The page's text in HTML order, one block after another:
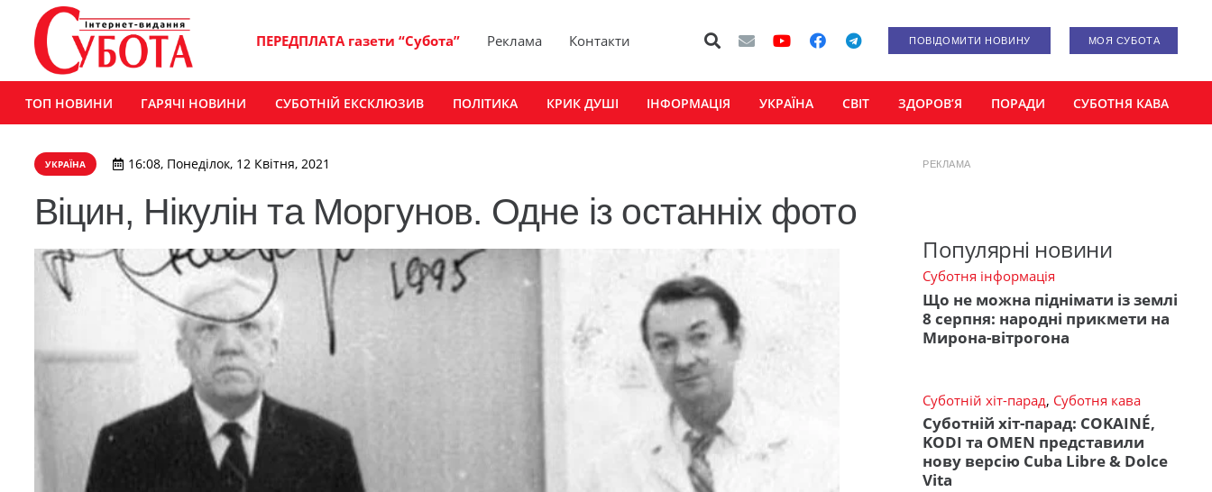
ПЕРЕДПЛАТА газети “Субота” Реклама Контакти ПОВІДОМИТИ НОВИНУ МОЯ СУБОТА
ТОП НОВИНИ ГАРЯЧІ НОВИНИ СУБОТНІЙ ЕКСКЛЮЗИВ ПОЛІТИКА КРИК ДУШІ ІНФОРМАЦІЯ УКРАЇНА СВІТ ЗДОРОВ’Я ПОРАДИ СУБОТНЯ КАВА
УКРАЇНА 16:08, Понеділок, 12 Квітня, 2021
Віцин, Нікулін та Моргунов. Одне із останніх фото
РЕКЛАМА
Популярні новини
Суботня інформація
Що не можна піднімати із землі
8 серпня: народні прикмети на
Мирона-вітрогона
Суботній хіт-парад, Суботня кава
Суботній хіт-парад: COKAINÉ,
KODI та OMEN представили
нову версію Cuba Libre & Dolce
Vita